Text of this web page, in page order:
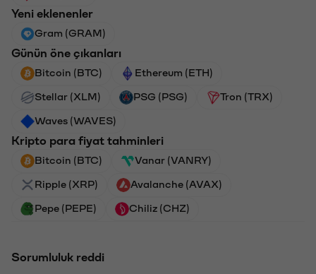
Yeni eklenenler
Gram (GRAM)
Günün öne çıkanları
Bitcoin (BTC) Ethereum (ETH)
Stellar (XLM) PSG (PSG) Tron (TRX)
Waves (WAVES)
Kripto para fiyat tahminleri
Bitcoin (BTC) Vanar (VANRY)
Ripple (XRP) Avalanche (AVAX)
Pepe (PEPE) Chiliz (CHZ)
Sorumluluk reddi